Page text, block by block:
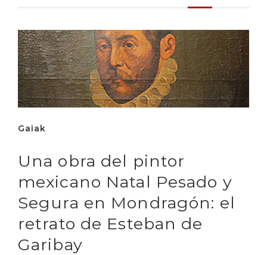
Gaiak
Una obra del pintor
mexicano Natal Pesado y
Segura en Mondragón: el
retrato de Esteban de
Garibay